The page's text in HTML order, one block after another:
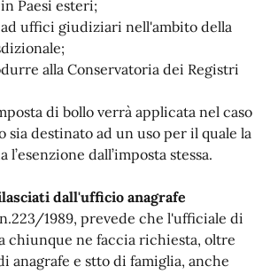
Paesi esteri;
uffici giudiziari nell'ambito della
alla Conservatoria dei Registri
di bollo verrà applicata nel caso
destinato ad un uso per il quale la
dall’imposta stessa.
dall'ufficio anagrafe
1989, prevede che l'ufficiale di
chiunque ne faccia richiesta, oltre
anagrafe e stto di famiglia, anche